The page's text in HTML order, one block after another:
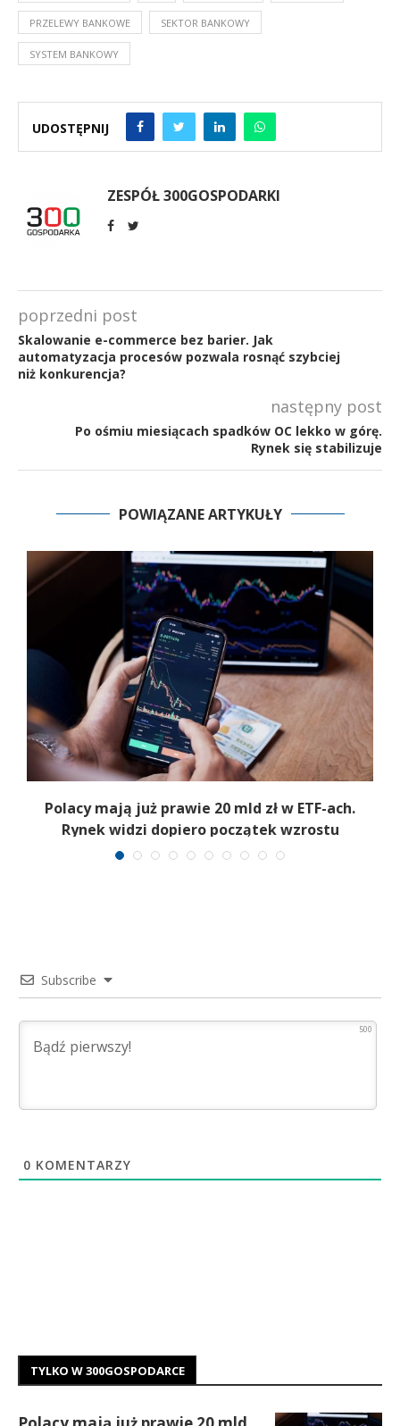
PRZELEWY BANKOWE SEKTOR BANKOWY
SYSTEM BANKOWY
UDOSTĘPNIJ
ZESPÓŁ 300GOSPODARKI
poprzedni post
Skalowanie e-commerce bez barier. Jak
automatyzacja procesów pozwala rosnąć szybciej
niż konkurencja?
następny post
Po ośmiu miesiącach spadków OC lekko w górę.
Rynek się stabilizuje
POWIĄZANE ARTYKUŁY
Polacy mają już prawie 20 mld zł w ETF-ach.
Rynek widzi dopiero początek wzrostu
Subscribe
500
0 KOMENTARZY
TYLKO W 300GOSPODARCE